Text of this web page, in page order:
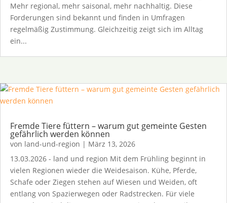
Mehr regional, mehr saisonal, mehr nachhaltig. Diese
Forderungen sind bekannt und finden in Umfragen
regelmäßig Zustimmung. Gleichzeitig zeigt sich im Alltag
ein...
Fremde Tiere füttern – warum gut gemeinte Gesten
gefährlich werden können
von land-und-region | März 13, 2026
13.03.2026 - land und region Mit dem Frühling beginnt in
vielen Regionen wieder die Weidesaison. Kühe, Pferde,
Schafe oder Ziegen stehen auf Wiesen und Weiden, oft
entlang von Spazierwegen oder Radstrecken. Für viele